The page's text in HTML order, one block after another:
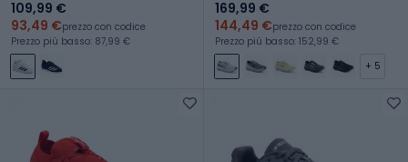
109,99 €
93,49 €prezzo con codice
Prezzo più basso: 87,99 €
169,99 €
144,49 €prezzo con codice
Prezzo più basso: 152,99 €
+ 5